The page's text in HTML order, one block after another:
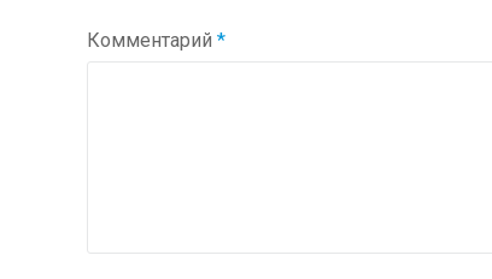
Комментарий *